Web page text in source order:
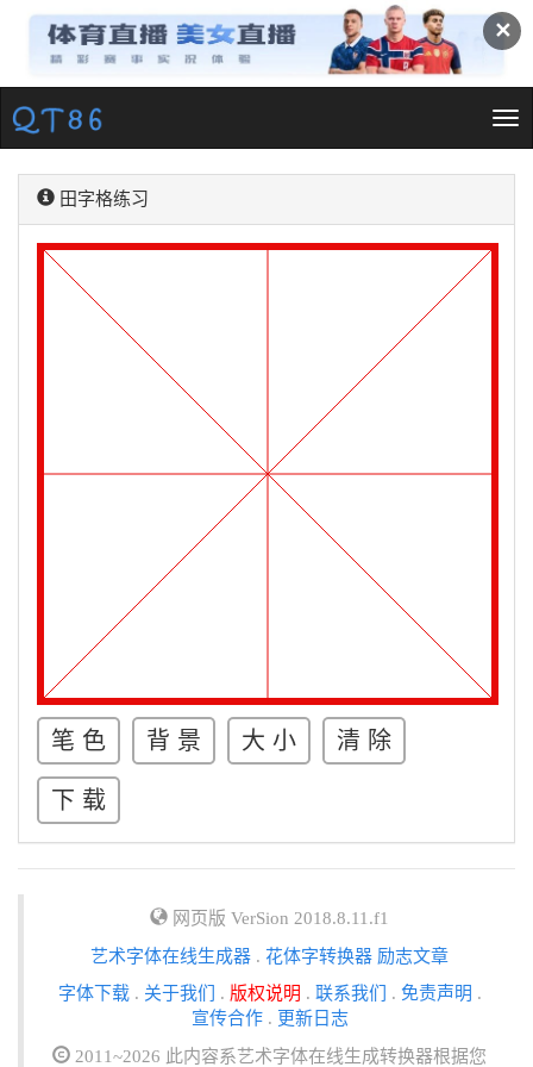
✕
田字格练习
笔 色 背 景 大 小 清 除
下 载
网页版 VerSion 2018.8.11.f1
艺术字体在线生成器 . 花体字转换器 励志文章
字体下载. 关于我们 . 版权说明 . 联系我们 . 免责声明 .
宣传合作. 更新日志
2011~2026 此内容系艺术字体在线生成转换器根据您